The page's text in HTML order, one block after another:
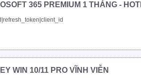
365 PREMIUM 1 THÁNG -
WIN 10/11 PRO VĨNH VIỄN